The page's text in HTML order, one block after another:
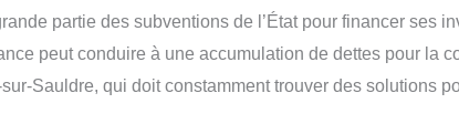
partie des subventions de l’État pour financer ses
peut conduire à une accumulation de dettes pour la
Sauldre, qui doit constamment trouver des solutions